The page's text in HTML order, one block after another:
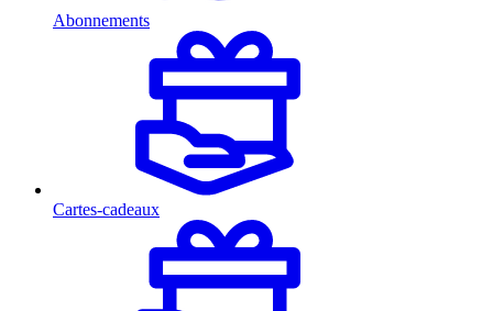
Abonnements
Cartes-cadeaux